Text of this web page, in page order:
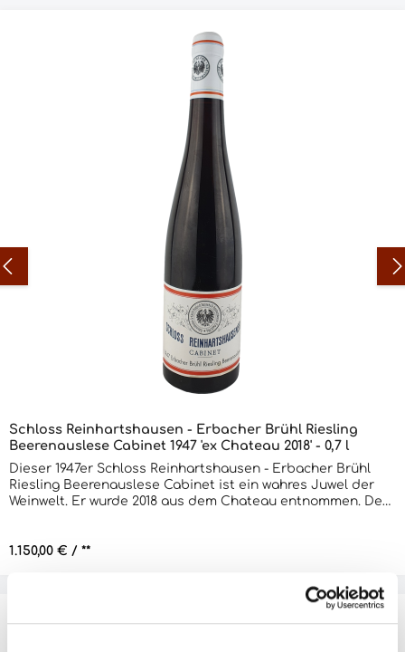
Schloss Reinhartshausen - Erbacher Brühl Riesling
Beerenauslese Cabinet 1947 'ex Chateau 2018' - 0,7 l
Dieser 1947er Schloss Reinhartshausen - Erbacher Brühl
Riesling Beerenauslese Cabinet ist ein wahres Juwel der
Weinwelt. Er wurde 2018 aus dem Chateau entnommen. Der
Gaumen ist er sehr komplex und vollmundig, mit einer
Regulärer Preis:
1.150,00 € / **